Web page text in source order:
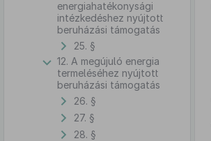
energiahatékonysági
intézkedéshez nyújtott
beruházási támogatás
25. §
12. A megújuló energia
termeléséhez nyújtott
beruházási támogatás
26. §
27. §
28. §